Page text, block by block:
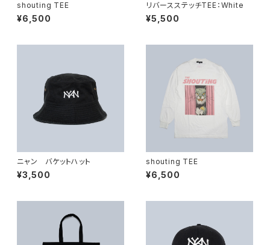
shouting TEE
¥6,500
リバースステッチTEE：White
¥5,500
ニャン バケットハット
¥3,500
shouting TEE
¥6,500